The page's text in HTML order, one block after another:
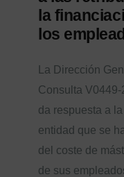
la
los
La Dirección
Consulta
da respuesta a
entidad que se
del coste de
de sus